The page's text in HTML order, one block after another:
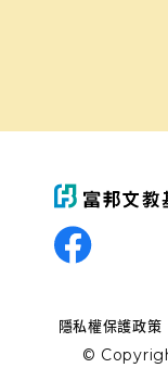
隱私權保護政策
©